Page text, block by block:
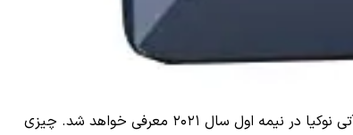
به نظر می‌رسد که زمان عرضه گوشی Nokia 9.3 Pureview دوباره به تاخیر افتاده است. اکنون طبق خبر جدید به نظر می‌رسد که گوشی پرچمدار آتی نوکیا در نیمه اول سال ۲۰۲۱ معرفی خواهد شد. چیزی